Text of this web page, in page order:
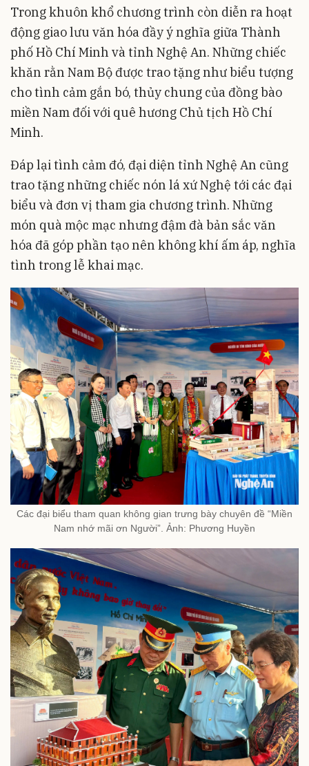
Trong khuôn khổ chương trình còn diễn ra hoạt
động giao lưu văn hóa đầy ý nghĩa giữa Thành
phố Hồ Chí Minh và tỉnh Nghệ An. Những chiếc
khăn rằn Nam Bộ được trao tặng như biểu tượng
cho tình cảm gắn bó, thủy chung của đồng bào
miền Nam đối với quê hương Chủ tịch Hồ Chí
Minh.
Đáp lại tình cảm đó, đại diện tỉnh Nghệ An cũng
trao tặng những chiếc nón lá xứ Nghệ tới các đại
biểu và đơn vị tham gia chương trình. Những
món quà mộc mạc nhưng đậm đà bản sắc văn
hóa đã góp phần tạo nên không khí ấm áp, nghĩa
tình trong lễ khai mạc.
Các đại biểu tham quan không gian trưng bày chuyên đề “Miền
Nam nhớ mãi ơn Người”. Ảnh: Phương Huyền